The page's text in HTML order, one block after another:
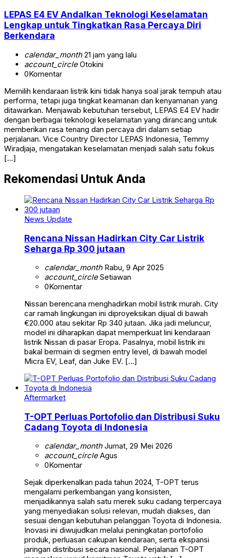
LEPAS E4 EV Andalkan Teknologi Keselamatan
Lengkap untuk Tingkatkan Rasa Percaya Diri
Berkendara
calendar_month21 jam yang lalu
account_circleOtokini
0Komentar
Memilih kendaraan listrik kini tidak hanya soal jarak tempuh atau
performa, tetapi juga tingkat keamanan dan kenyamanan yang
ditawarkan. Menjawab kebutuhan tersebut, LEPAS E4 EV hadir
dengan berbagai teknologi keselamatan yang dirancang untuk
memberikan rasa tenang dan percaya diri dalam setiap
perjalanan. Vice Country Director LEPAS Indonesia, Temmy
Wiradjaja, mengatakan keselamatan menjadi salah satu fokus
[…]
Rekomendasi Untuk Anda
News Update
Rencana Nissan Hadirkan City Car Listrik
Seharga Rp 300 jutaan
calendar_monthRabu, 9 Apr 2025
account_circleSetiawan
0Komentar
Nissan berencana menghadirkan mobil listrik murah. City
car ramah lingkungan ini diproyeksikan dijual di bawah
€20.000 atau sekitar Rp 340 jutaan. Jika jadi meluncur,
model ini diharapkan dapat memperkuat lini kendaraan
listrik Nissan di pasar Eropa. Pasalnya, mobil listrik ini
bakal bermain di segmen entry level, di bawah model
Micra EV, Leaf, dan Juke EV. […]
Aftermarket
T-OPT Perluas Portofolio dan Distribusi Suku
Cadang Toyota di Indonesia
calendar_monthJumat, 29 Mei 2026
account_circleAgus
0Komentar
Sejak diperkenalkan pada tahun 2024, T-OPT terus
mengalami perkembangan yang konsisten,
menjadikannya salah satu merek suku cadang terpercaya
yang menyediakan solusi relevan, mudah diakses, dan
sesuai dengan kebutuhan pelanggan Toyota di Indonesia.
Inovasi ini diwujudkan melalui peningkatan portofolio
produk, perluasan cakupan kendaraan, serta ekspansi
jaringan distribusi secara nasional. Perjalanan T-OPT